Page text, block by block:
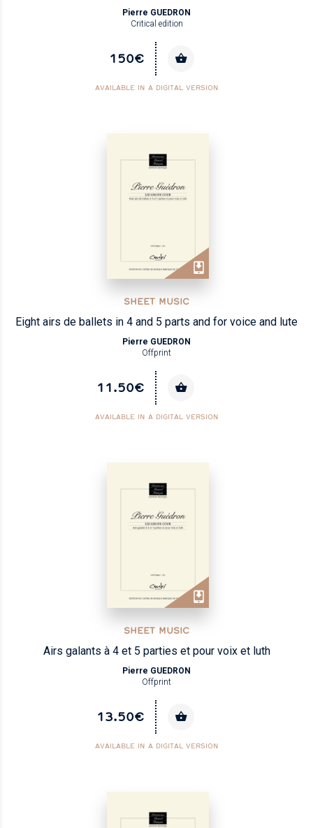
Pierre GUEDRON
Critical edition
150€
AVAILABLE IN A DIGITAL VERSION
SHEET MUSIC
Eight airs de ballets in 4 and 5 parts and for voice and lute
Pierre GUEDRON
Offprint
11.50€
AVAILABLE IN A DIGITAL VERSION
SHEET MUSIC
Airs galants à 4 et 5 parties et pour voix et luth
Pierre GUEDRON
Offprint
13.50€
AVAILABLE IN A DIGITAL VERSION